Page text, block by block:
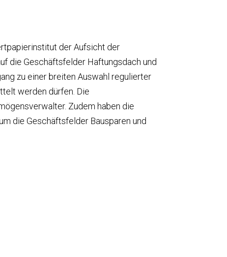
der Aufsicht der
die Geschäftsfelder Haftungsdach und
zu einer breiten Auswahl regulierter
werden dürfen. Die
Zudem haben die
die Geschäftsfelder Bausparen und